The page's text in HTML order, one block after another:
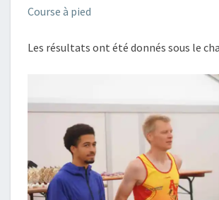
Course à pied
Les résultats ont été donnés sous le